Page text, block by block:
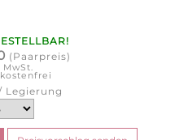
(Paarpreis)
MwSt.
Legierung